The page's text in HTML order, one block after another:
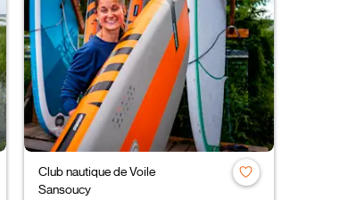
Club nautique de Voile
Sansoucy